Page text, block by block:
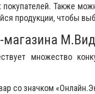
Также
продукции, чтобы
магазина
множество
со значком